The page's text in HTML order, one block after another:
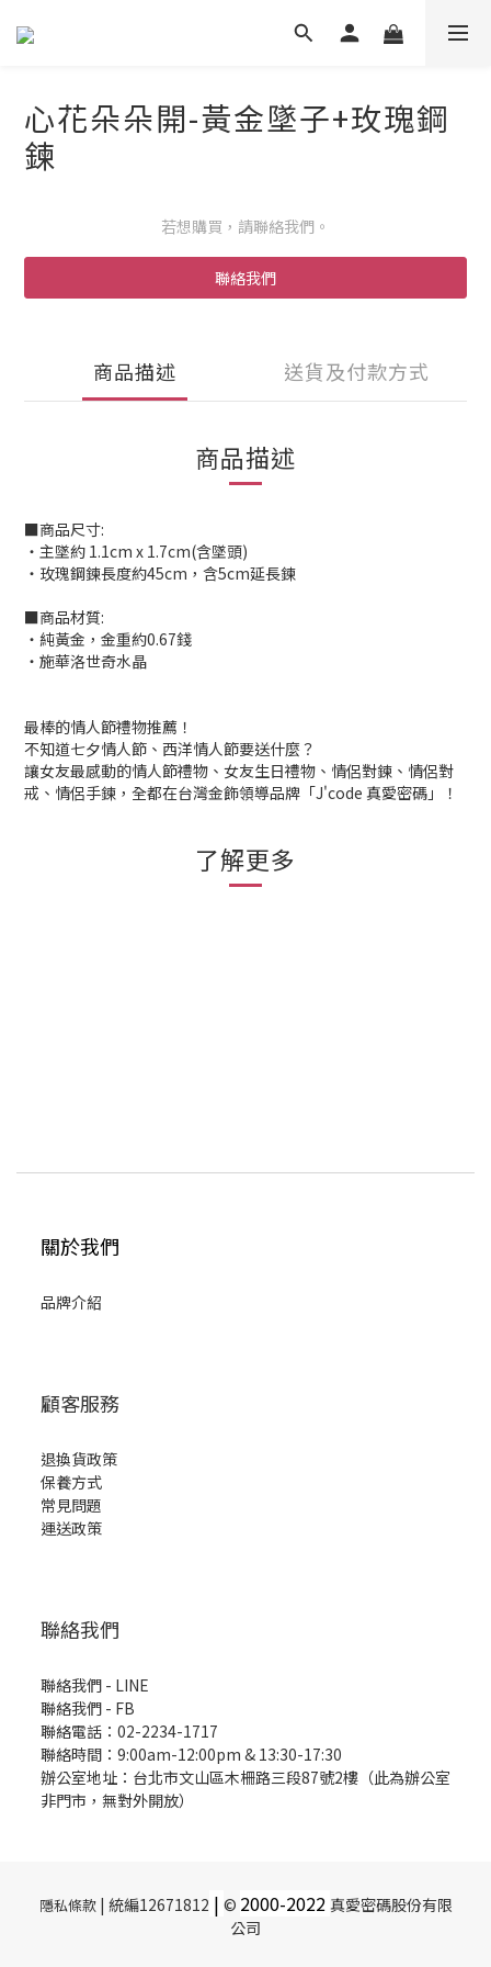
心花朵朵開-黃金墜子+玫瑰鋼
鍊
若想購買，請聯絡我們。
聯絡我們
商品描述 送貨及付款方式
商品描述
■商品尺寸:
‧主墜約 1.1cm x 1.7cm(含墜頭)
‧玫瑰鋼鍊長度約45cm，含5cm延長鍊
■商品材質:
‧純黃金，金重約0.67錢
‧施華洛世奇水晶
最棒的情人節禮物推薦！
不知道七夕情人節、西洋情人節要送什麼？
讓女友最感動的情人節禮物、女友生日禮物、情侶對鍊、情侶對
戒、情侶手鍊，全都在台灣金飾領導品牌「J'code 真愛密碼」！
了解更多
關於我們
品牌介紹
顧客服務
退換貨政策
保養方式
常見問題
運送政策
聯絡我們
聯絡我們 - LINE
聯絡我們 - FB
聯絡電話：02-2234-1717
聯絡時間：9:00am-12:00pm & 13:30-17:30
辦公室地址：台北市文山區木柵路三段87號2樓（此為辦公室
非門市，無對外開放）
隱私條款| 統編12671812 | © 2000-2022 真愛密碼股份有限
公司